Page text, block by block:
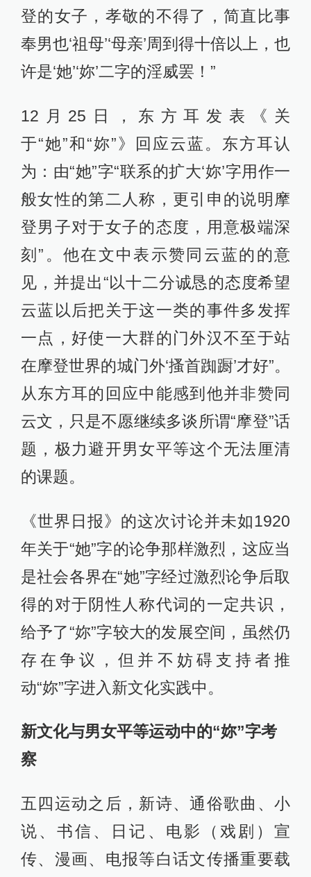
登的女子，孝敬的不得了，简直比事
奉男也‘祖母’‘母亲’周到得十倍以上，也
许是‘她’‘妳’二字的淫威罢！”
12月25日，东方耳发表《关
于“她”和“妳”》回应云蓝。东方耳认
为：由“她”字“联系的扩大‘妳’字用作一
般女性的第二人称，更引申的说明摩
登男子对于女子的态度，用意极端深
刻”。他在文中表示赞同云蓝的的意
见，并提出“以十二分诚恳的态度希望
云蓝以后把关于这一类的事件多发挥
一点，好使一大群的门外汉不至于站
在摩登世界的城门外‘搔首踟蹰’才好”。
从东方耳的回应中能感到他并非赞同
云文，只是不愿继续多谈所谓“摩登”话
题，极力避开男女平等这个无法厘清
的课题。
《世界日报》的这次讨论并未如1920
年关于“她”字的论争那样激烈，这应当
是社会各界在“她”字经过激烈论争后取
得的对于阴性人称代词的一定共识，
给予了“妳”字较大的发展空间，虽然仍
存在争议，但并不妨碍支持者推
动“妳”字进入新文化实践中。
新文化与男女平等运动中的“妳”字考
察
五四运动之后，新诗、通俗歌曲、小
说、书信、日记、电影（戏剧）宣
传、漫画、电报等白话文传播重要载